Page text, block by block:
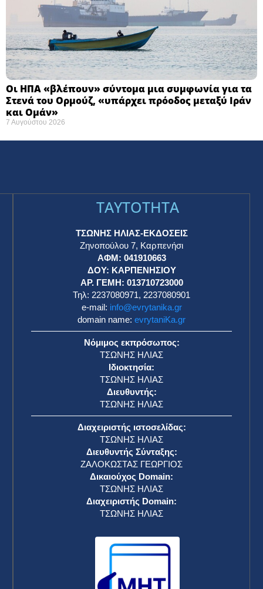
Οι ΗΠΑ «βλέπουν» σύντομα μια συμφωνία για τα
Στενά του Ορμούζ, «υπάρχει πρόοδος μεταξύ Ιράν
και Ομάν»
7 Αυγούστου 2026
TAYTOTHTA
ΤΣΩΝΗΣ ΗΛΙΑΣ-ΕΚΔΟΣΕΙΣ
Ζηνοπούλου 7, Καρπενήσι
ΑΦΜ: 041910663
ΔΟΥ: ΚΑΡΠΕΝΗΣΙΟΥ
ΑΡ. ΓΕΜΗ: 013710723000
Τηλ: 2237080971, 2237080901
e-mail: info@evrytanika.gr
domain name: evrytaniKa.gr
Νόμιμος εκπρόσωπος:
ΤΣΩΝΗΣ ΗΛΙΑΣ
Ιδιοκτησία:
ΤΣΩΝΗΣ ΗΛΙΑΣ
Διευθυντής:
ΤΣΩΝΗΣ ΗΛΙΑΣ
Διαχειριστής ιστοσελίδας:
ΤΣΩΝΗΣ ΗΛΙΑΣ
Διευθυντής Σύνταξης:
ΖΑΛΟΚΩΣΤΑΣ ΓΕΩΡΓΙΟΣ
Δικαιούχος Domain:
ΤΣΩΝΗΣ ΗΛΙΑΣ
Διαχειριστής Domain:
ΤΣΩΝΗΣ ΗΛΙΑΣ